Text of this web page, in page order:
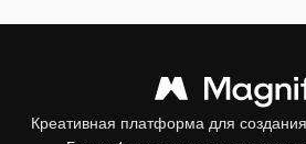
Креативная платформа для